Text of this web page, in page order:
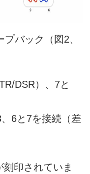
バック（図2、
DSR）、7と
6と7を接続（差
印されていま